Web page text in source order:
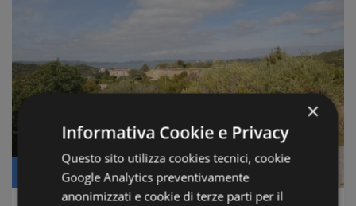
Price: € 1.850.000
×
Informativa Cookie e Privacy
Questo sito utilizza cookies tecnici, cookie
Google Analytics preventivamente
anonimizzati e cookie di terze parti per il